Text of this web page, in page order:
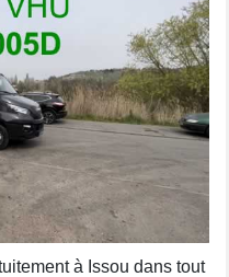
à Issou dans tout